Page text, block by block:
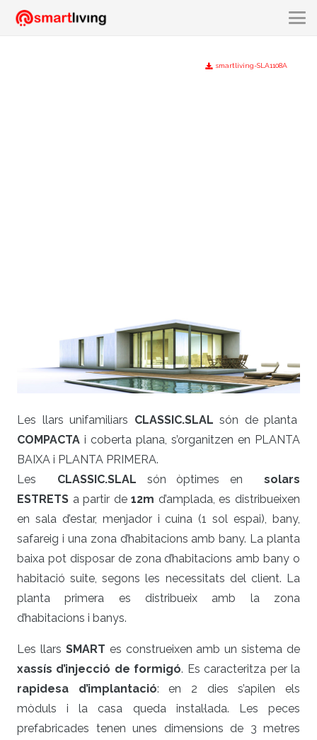
smartliving-SLA1108A
Les llars unifamiliars CLASSIC.SLAL són de planta
COMPACTA i coberta plana, s’organitzen en PLANTA
BAIXA i PLANTA PRIMERA.
Les CLASSIC.SLAL són òptimes ensolars
ESTRETS a partir de12m d’amplada, es distribueixen
en sala d’estar, menjador i cuina (1 sol espai), bany,
safareig i una zona d’habitacions amb bany. La planta
baixa pot disposar de zona d’habitacions amb bany o
habitació suite, segons les necessitats del client. La
planta primera es distribueix amb la zona
d’habitacions i banys.
Les llars SMART es construeixen amb un sistema de
xassís d’injecció de formigó. Es caracteritza per la
rapidesa d’implantació: en 2 dies s’apilen els
mòduls i la casa queda instal·lada. Les peces
prefabricades tenen unes dimensions de 3 metres